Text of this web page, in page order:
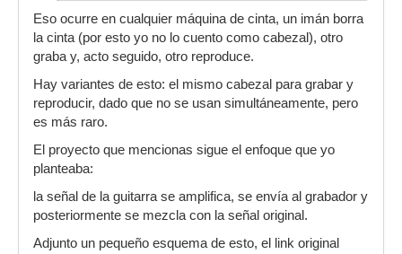
Eso ocurre en cualquier máquina de cinta, un imán borra
la cinta (por esto yo no lo cuento como cabezal), otro
graba y, acto seguido, otro reproduce.
Hay variantes de esto: el mismo cabezal para grabar y
reproducir, dado que no se usan simultáneamente, pero
es más raro.
El proyecto que mencionas sigue el enfoque que yo
planteaba:
la señal de la guitarra se amplifica, se envía al grabador y
posteriormente se mezcla con la señal original.
Adjunto un pequeño esquema de esto, el link original